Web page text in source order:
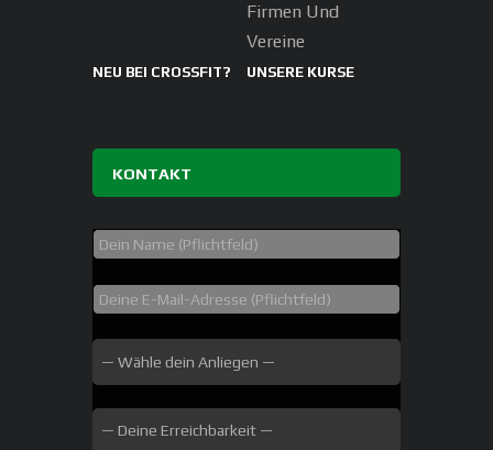
Firmen Und
Vereine
NEU BEI CROSSFIT? UNSERE KURSE
KONTAKT